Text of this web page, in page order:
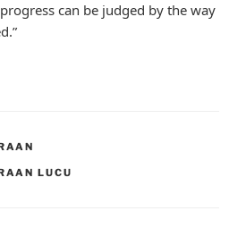
can be judged by the way
LUCU